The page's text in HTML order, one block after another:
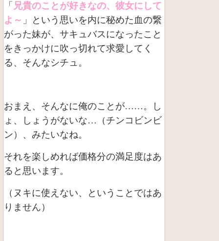
「 兄貴のことが好きなの、彼女にして
よ～ 」という思いを内に秘めた血の繋
がった妹が、サキュバスになったこと
をきっかけに吹っ切れて求愛してく
る、そんなシチュ。
おまえ、そんなに俺のことが……。し
ょ、しょうがないな…（チンコビンビ
ン）、みたいなね。
それを楽しめれば価格分の満足度はあ
ると思います。
（ヌキに使えない、ということではあ
りません）